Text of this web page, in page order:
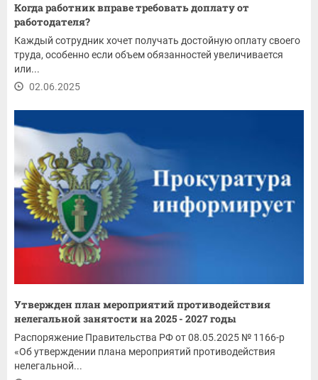
Когда работник вправе требовать доплату от
работодателя?
Каждый сотрудник хочет получать достойную оплату своего
труда, особенно если объем обязанностей увеличивается
или...
02.06.2025
Утвержден план мероприятий противодействия
нелегальной занятости на 2025 - 2027 годы
Распоряжение Правительства РФ от 08.05.2025 № 1166-р
«Об утверждении плана мероприятий противодействия
нелегальной...